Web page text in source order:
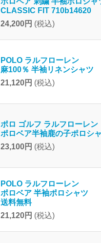
CLASSIC FIT 710b14620
24,200円 (税込)
POLO ラルフローレン
麻100％ 半袖リネンシャツ
21,120円 (税込)
ポロ ゴルフ ラルフローレン
ポロベア半袖鹿の子ポロシ
23,100円 (税込)
POLO ラルフローレン
ポロベア 半袖ポロシャツ
送料無料
21,120円 (税込)